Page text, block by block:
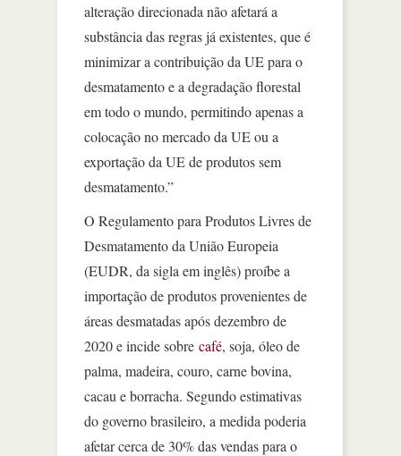
alteração direcionada não afetará a
substância das regras já existentes, que é
minimizar a contribuição da UE para o
desmatamento e a degradação florestal
em todo o mundo, permitindo apenas a
colocação no mercado da UE ou a
exportação da UE de produtos sem
desmatamento.”
O Regulamento para Produtos Livres de
Desmatamento da União Europeia
(EUDR, da sigla em inglês) proíbe a
importação de produtos provenientes de
áreas desmatadas após dezembro de
2020 e incide sobre café, soja, óleo de
palma, madeira, couro, carne bovina,
cacau e borracha. Segundo estimativas
do governo brasileiro, a medida poderia
afetar cerca de 30% das vendas para o